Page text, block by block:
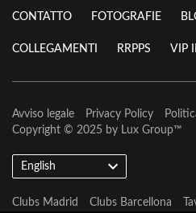
CONTATTO FOTOGRAFIE
COLLEGAMENTI RRPPS VIP
Avviso legale Privacy Policy
Copyright © 2025 by Lux Group™
English
Clubs Madrid Clubs Barcellona